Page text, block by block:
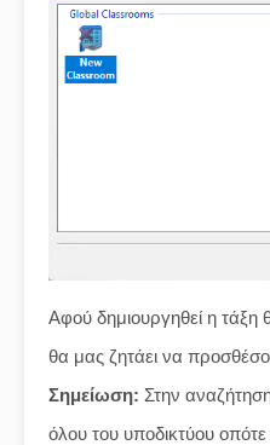
Αφού δημιουργηθεί η τάξη
θα μας ζητάει να
Σημείωση: Στην
όλου του υποδικτύου